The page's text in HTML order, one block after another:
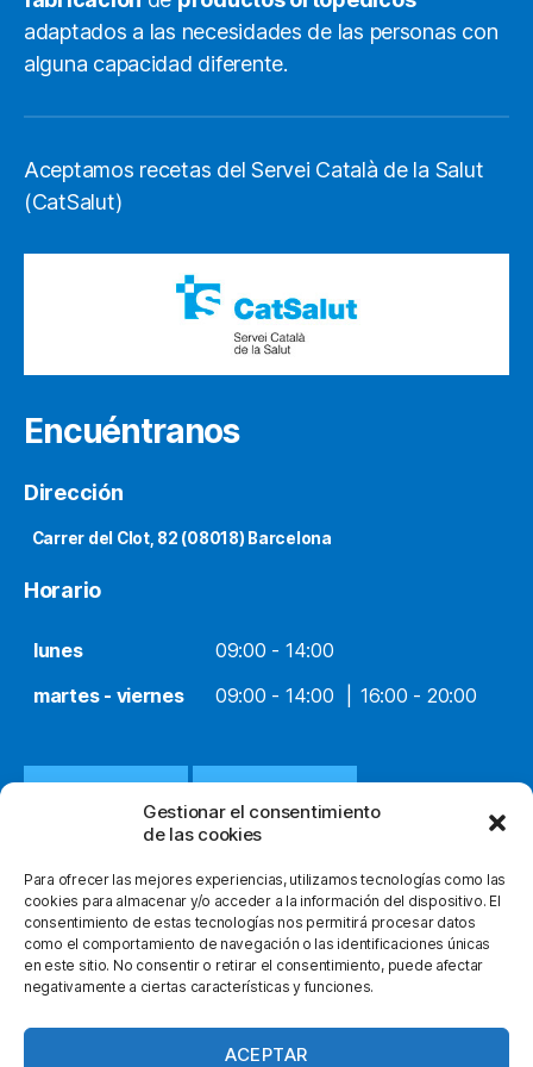
Gestionar el consentimiento
de las cookies
Para ofrecer las mejores experiencias, utilizamos tecnologías como las
cookies para almacenar y/o acceder a la información del dispositivo. El
consentimiento de estas tecnologías nos permitirá procesar datos
como el comportamiento de navegación o las identificaciones únicas
en este sitio. No consentir o retirar el consentimiento, puede afectar
negativamente a ciertas características y funciones.
ACEPTAR
adaptados a las necesidades de las personas con
alguna capacidad diferente.
Aceptamos recetas del Servei Català de la Salut
(CatSalut)
Encuéntranos
Dirección
Carrer del Clot, 82 (08018) Barcelona
Horario
lunes
09:00 - 14:00
martes - viernes
09:00 - 14:00 16:00 - 20:00
INFO@ORTOPEDIACLOT.COM
© 2026Ortopedia Clot facebookinstagramyoutubeSubir↑